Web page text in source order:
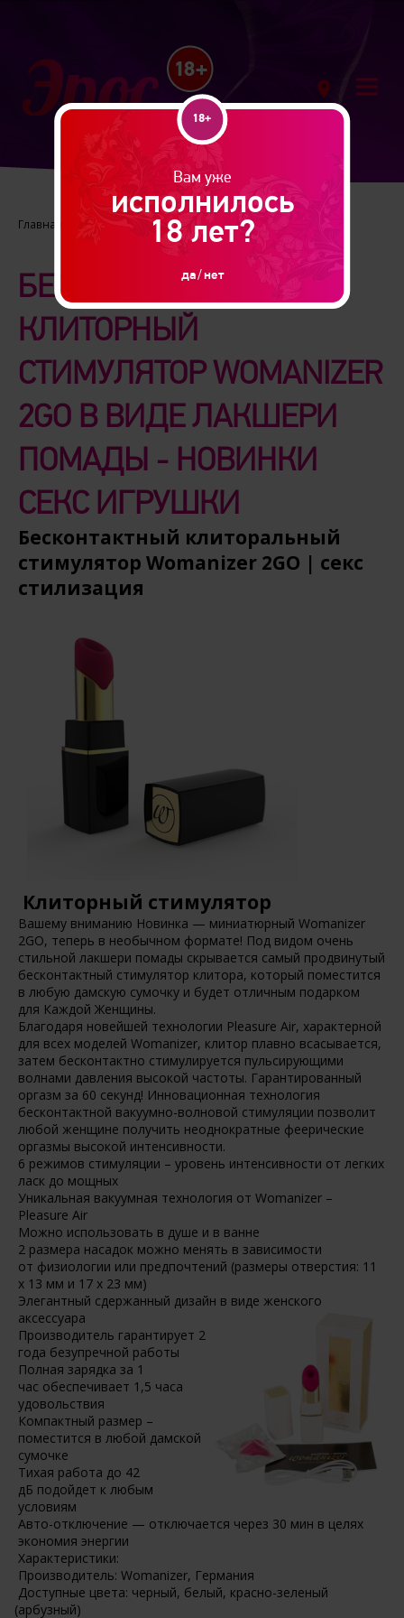
Главная |
БЕСКОНТАКТНЫЙ
КЛИТОРНЫЙ
СТИМУЛЯТОР WOMANIZER
2GO В ВИДЕ ЛАКШЕРИ
ПОМАДЫ - НОВИНКИ
СЕКС ИГРУШКИ
Бесконтактный клиторальный
стимулятор Womanizer 2GO | секс
стилизация
Клиторный стимулятор
Вашему вниманию Новинка — миниатюрный Womanizer
2GO, теперь в необычном формате! Под видом очень
стильной лакшери помады скрывается самый продвинутый
бесконтактный стимулятор клитора, который поместится
в любую дамскую сумочку и будет отличным подарком
для Каждой Женщины.
Благодаря новейшей технологии Pleasure Air, характерной
для всех моделей Womanizer, клитор плавно всасывается,
затем бесконтактно стимулируется пульсирующими
волнами давления высокой частоты. Гарантированный
оргазм за 60 секунд! Инновационная технология
бесконтактной вакуумно-волновой стимуляции позволит
любой женщине получить неоднократные феерические
оргазмы высокой интенсивности.
6 режимов стимуляции – уровень интенсивности от легких
ласк до мощных
Уникальная вакуумная технология от Womanizer –
Pleasure Air
Можно использовать в душе и в ванне
2 размера насадок можно менять в зависимости
от физиологии или предпочтений (размеры отверстия: 11
х 13 мм и 17 х 23 мм)
Элегантный сдержанный дизайн в виде женского
аксессуара
Производитель гарантирует 2
года безупречной работы
Полная зарядка за 1
час обеспечивает 1,5 часа
удовольствия
Компактный размер –
поместится в любой дамской
сумочке
Тихая работа до 42
дБ подойдет к любым
условиям
Авто-отключение — отключается через 30 мин в целях
экономия энергии
Характеристики:
Производитель: Womanizer, Германия
Доступные цвета: черный, белый, красно-зеленый
(арбузный)
18+
Вам уже
исполнилось
18 лет?
да/нет